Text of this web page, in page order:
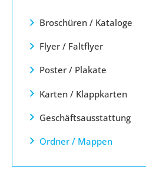
Broschüren / Kataloge
Flyer / Faltflyer
Poster / Plakate
Karten / Klappkarten
Geschäftsausstattung
Ordner / Mappen